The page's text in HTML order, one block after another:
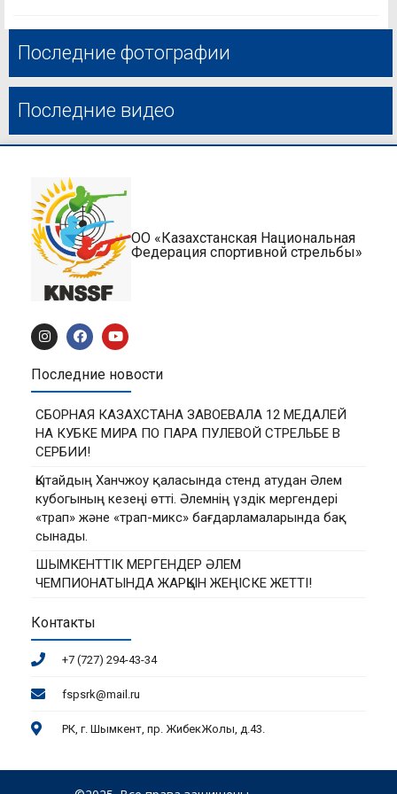
Последние фотографии
Последние видео
ОО «Казахстанская Национальная
Федерация спортивной стрельбы»
Последние новости
СБОРНАЯ КАЗАХСТАНА ЗАВОЕВАЛА 12 МЕДАЛЕЙ
НА КУБКЕ МИРА ПО ПАРА ПУЛЕВОЙ СТРЕЛЬБЕ В
СЕРБИИ!
Қытайдың Ханчжоу қаласында стенд атудан Әлем
кубогының кезеңі өтті. Әлемнің үздік мергендері
«трап» және «трап-микс» бағдарламаларында бақ
сынады.
ШЫМКЕНТТІК МЕРГЕНДЕР ӘЛЕМ
ЧЕМПИОНАТЫНДА ЖАРҚЫН ЖЕҢІСКЕ ЖЕТТІ!
Контакты
+7 (727) 294-43-34
fspsrk@mail.ru
РК, г. Шымкент, пр. ЖибекЖолы, д.43.